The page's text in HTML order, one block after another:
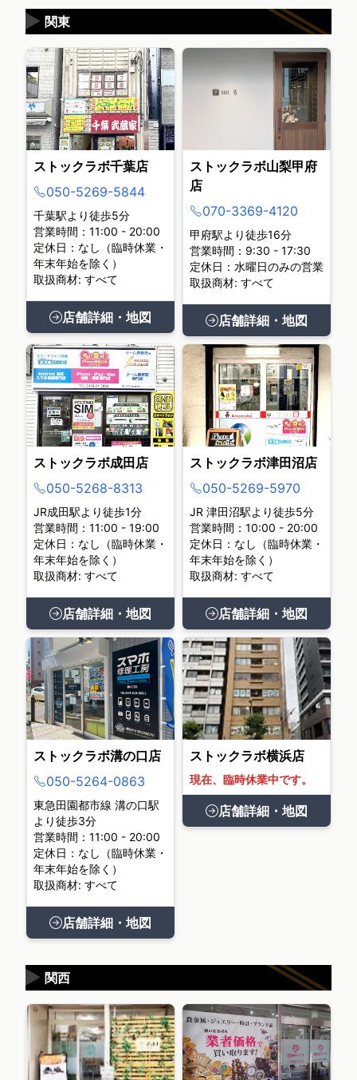
関東
▶
ストックラボ千葉店
050-5269-5844
千葉駅より徒歩5分
営業時間：11:00 - 20:00
定休日：なし（臨時休業・
年末年始を除く）
取扱商材: すべて
店舗詳細・地図
ストックラボ山梨甲府
店
070-3369-4120
甲府駅より徒歩16分
営業時間：9:30 - 17:30
定休日：水曜日のみの営業
取扱商材: すべて
店舗詳細・地図
ストックラボ成田店
050-5268-8313
JR成田駅より徒歩1分
営業時間：11:00 - 19:00
定休日：なし（臨時休業・
年末年始を除く）
取扱商材: すべて
店舗詳細・地図
ストックラボ津田沼店
050-5269-5970
JR 津田沼駅より徒歩5分
営業時間：10:00 - 20:00
定休日：なし（臨時休業・
年末年始を除く）
取扱商材: すべて
店舗詳細・地図
ストックラボ溝の口店
050-5264-0863
東急田園都市線 溝の口駅
より徒歩3分
営業時間：11:00 - 20:00
定休日：なし（臨時休業・
年末年始を除く）
取扱商材: すべて
店舗詳細・地図
ストックラボ横浜店
現在、臨時休業中です。
店舗詳細・地図
関西
▶